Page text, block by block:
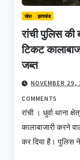
खेल झारखंड
रांची पुलिस की
टिकट
जब्त
NOVEMBER 29,
COMMENTS
रांची । धुर्वा थाना
कालाबाजारी करने
कर दिया है। पुलिस